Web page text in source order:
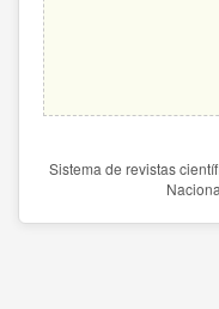
Sistema de revistas